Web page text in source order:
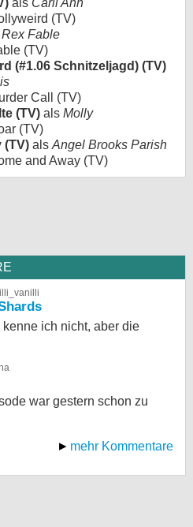
(TV)
Rex Fable
(TV)
(#1.06 Schnitzeljagd) (TV)
Call (TV)
(TV) als Molly
(TV)
(TV) als Angel Brooks Parish
and Away (TV)
ich nicht, aber die
war gestern schon zu
mehr Kommentare